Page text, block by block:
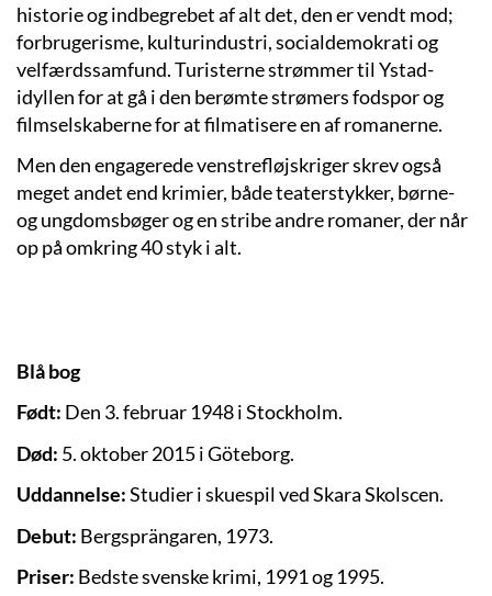
historie og indbegrebet af alt det, den er vendt mod;
forbrugerisme, kulturindustri, socialdemokrati og
velfærdssamfund. Turisterne strømmer til Ystad-
idyllen for at gå i den berømte strømers fodspor og
filmselskaberne for at filmatisere en af romanerne.
Men den engagerede venstrefløjskriger skrev også
meget andet end krimier, både teaterstykker, børne-
og ungdomsbøger og en stribe andre romaner, der når
op på omkring 40 styk i alt.
Blå bog
Født: Den 3. februar 1948 i Stockholm.
Død: 5. oktober 2015 i Göteborg.
Uddannelse:Studier i skuespil ved Skara Skolscen.
Debut: Bergsprängaren, 1973.
Priser: Bedste svenske krimi, 1991 og 1995.